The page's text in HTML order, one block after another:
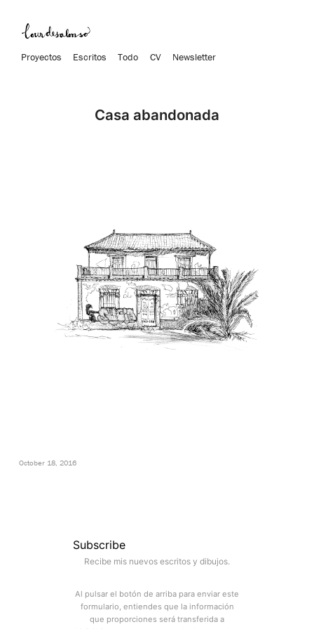
Proyectos Escritos Todo CV Newsletter
Casa abandonada
October 18, 2016
Subscribe
Recibe mis nuevos escritos y dibujos.
Al pulsar el botón de arriba para enviar este
formulario, entiendes que la información
que proporciones será transferida a